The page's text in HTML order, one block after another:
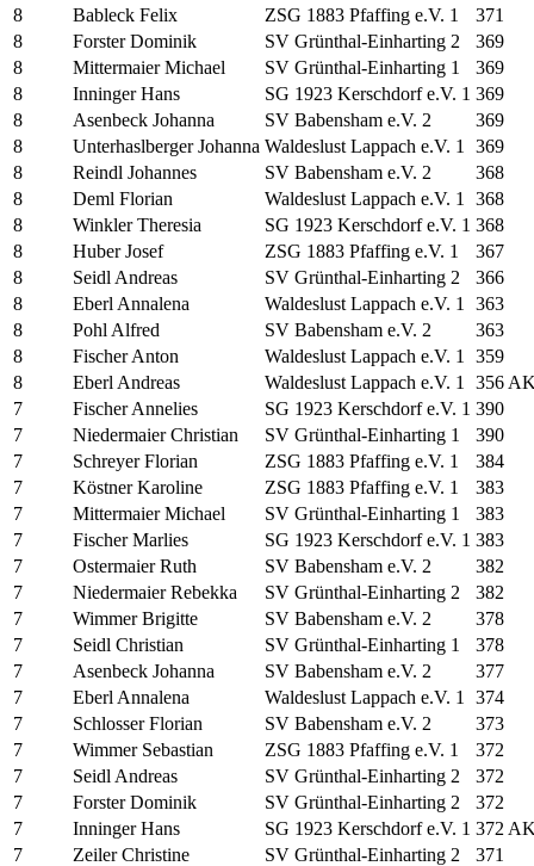
8 Bableck Felix ZSG 1883 Pfaffing e.V. 1
371
8
Forster Dominik SV Grünthal-Einharting 2
369
8
Mittermaier Michael SV Grünthal-Einharting 1
369
8
Inninger Hans SG 1923 Kerschdorf e.V. 1 369
8
Asenbeck Johanna SV Babensham e.V. 2
369
8
Unterhaslberger Johanna Waldeslust Lappach e.V. 1
369
8
Reindl Johannes SV Babensham e.V. 2
368
8
Deml Florian Waldeslust Lappach e.V. 1
368
8
Winkler Theresia SG 1923 Kerschdorf e.V. 1 368
8
Huber Josef ZSG 1883 Pfaffing e.V. 1
367
8
Seidl Andreas SV Grünthal-Einharting 2
366
8
Eberl Annalena Waldeslust Lappach e.V. 1
363
8
Pohl Alfred SV Babensham e.V. 2
363
8
Fischer Anton Waldeslust Lappach e.V. 1
359
8
Eberl Andreas Waldeslust Lappach e.V. 1
356
7
Fischer Annelies SG 1923 Kerschdorf e.V. 1 390
7
Niedermaier Christian SV Grünthal-Einharting 1
390
7
Schreyer Florian ZSG 1883 Pfaffing e.V. 1
384
7
Köstner Karoline ZSG 1883 Pfaffing e.V. 1
383
7
Mittermaier Michael SV Grünthal-Einharting 1
383
7
Fischer Marlies SG 1923 Kerschdorf e.V. 1 383
7
Ostermaier Ruth SV Babensham e.V. 2
382
7
Niedermaier Rebekka SV Grünthal-Einharting 2
382
7
Wimmer Brigitte SV Babensham e.V. 2
378
7
Seidl Christian SV Grünthal-Einharting 1
378
7
Asenbeck Johanna SV Babensham e.V. 2
377
7
Eberl Annalena Waldeslust Lappach e.V. 1
374
7
Schlosser Florian SV Babensham e.V. 2
373
7
Wimmer Sebastian ZSG 1883 Pfaffing e.V. 1
372
7
Seidl Andreas SV Grünthal-Einharting 2
372
7
Forster Dominik SV Grünthal-Einharting 2
372
7
Inninger Hans SG 1923 Kerschdorf e.V. 1 372
7
Zeiler Christine SV Grünthal-Einharting 2
371